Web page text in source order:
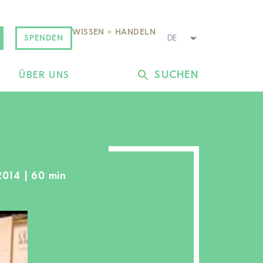
SPENDEN
WISSEN + HANDELN
ÜBER UNS SUCHEN
| 60 min